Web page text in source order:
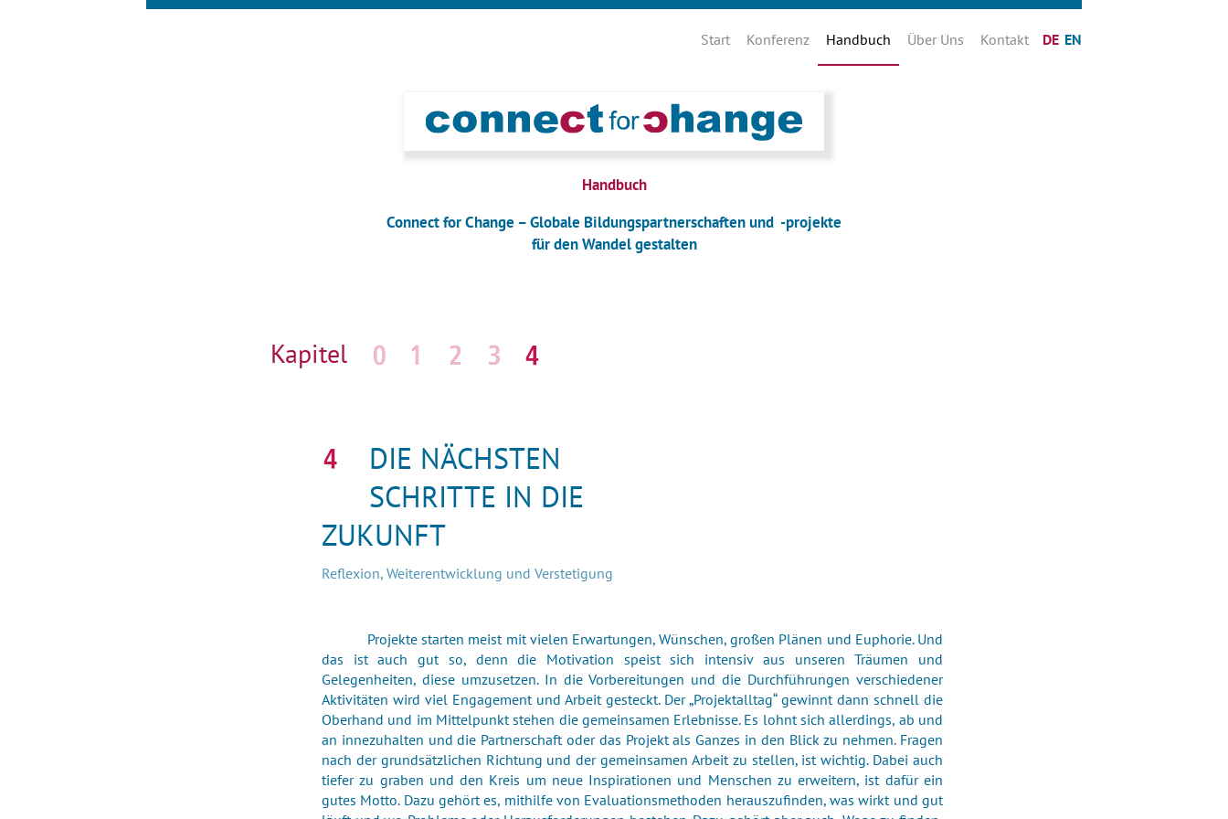
DE EN
überspringen
Start Konferenz Handbuch Über Uns Kontakt
Handbuch
Connect for Change – Globale Bildungspartnerschaften und -projekte
für den Wandel gestalten
überspringen
DIE NÄCHSTEN
SCHRITTE IN DIE
ZUKUNFT
Reflexion, Weiterentwicklung und Verstetigung
Projekte starten meist mit vielen Erwartungen, Wünschen, großen Plänen und Euphorie. Und
das ist auch gut so, denn die Motivation speist sich intensiv aus unseren Träumen und
Gelegenheiten, diese umzusetzen. In die Vorbereitungen und die Durchführungen verschiedener
Aktivitäten wird viel Engagement und Arbeit gesteckt. Der „Projektalltag“ gewinnt dann schnell die
Oberhand und im Mittelpunkt stehen die gemeinsamen Erlebnisse. Es lohnt sich allerdings, ab und
an innezuhalten und die Partnerschaft oder das Projekt als Ganzes in den Blick zu nehmen. Fragen
nach der grundsätzlichen Richtung und der gemeinsamen Arbeit zu stellen, ist wichtig. Dabei auch
tiefer zu graben und den Kreis um neue Inspirationen und Menschen zu erweitern, ist dafür ein
gutes Motto. Dazu gehört es, mithilfe von Evaluationsmethoden herauszufinden, was wirkt und gut